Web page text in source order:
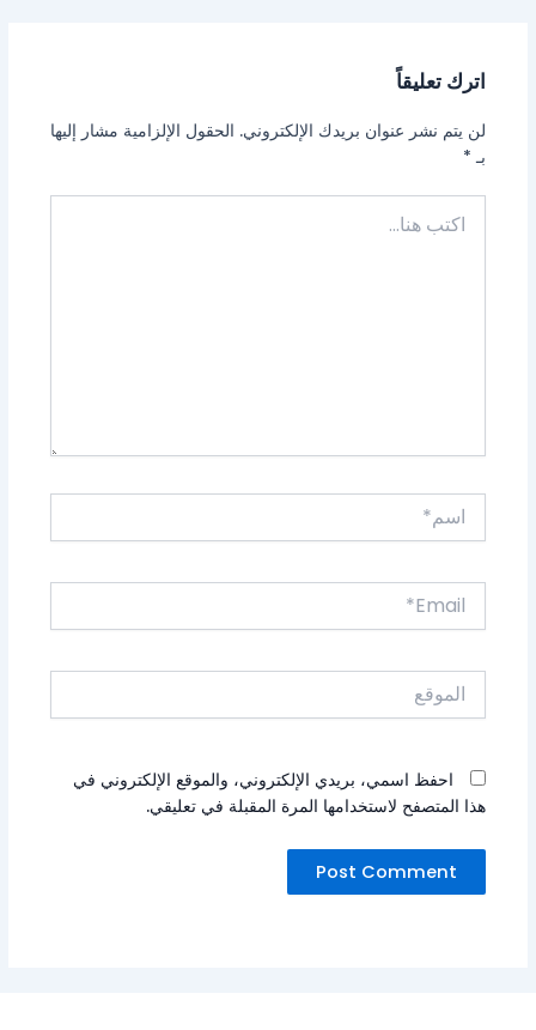
اترك تعليقاً
لن يتم نشر عنوان بريدك الإلكتروني. الحقول الإلزامية مشار إليها
بـ *
هنا...
اسم*
Email*
الموقع
احفظ اسمي، بريدي الإلكتروني، والموقع الإلكتروني في
هذا المتصفح لاستخدامها المرة المقبلة في تعليقي.